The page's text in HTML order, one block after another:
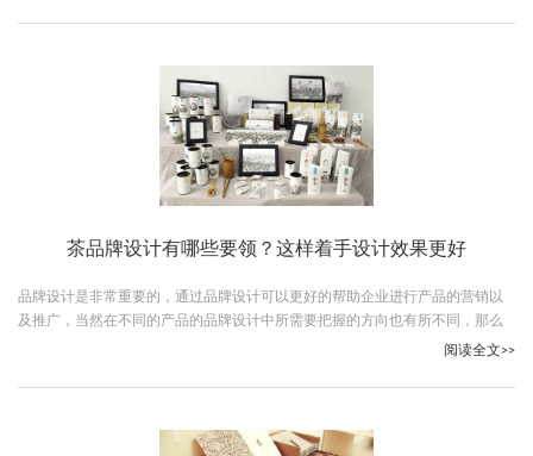
茶品牌设计有哪些要领？这样着手设计效果更好
品牌设计是非常重要的，通过品牌设计可以更好的帮助企业进行产品的营销以
及推广，当然在不同的产品的品牌设计中所需要把握的方向也有所不同，那么
茶品牌设计有哪些要领？下面让我们跟随古柏广告设计一起详细了解下吧。
阅读全文>>